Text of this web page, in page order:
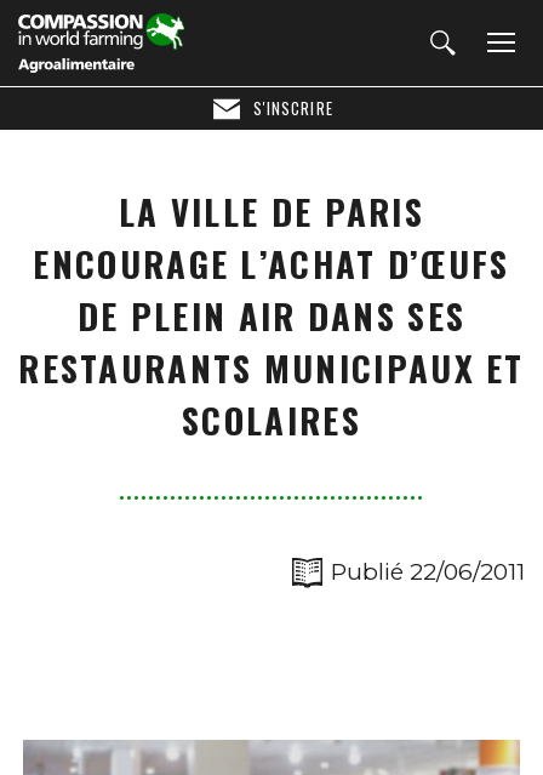
S'INSCRIRE
LA VILLE DE PARIS
ENCOURAGE L’ACHAT D’ŒUFS
DE PLEIN AIR DANS SES
RESTAURANTS MUNICIPAUX ET
SCOLAIRES
Publié 22/06/2011